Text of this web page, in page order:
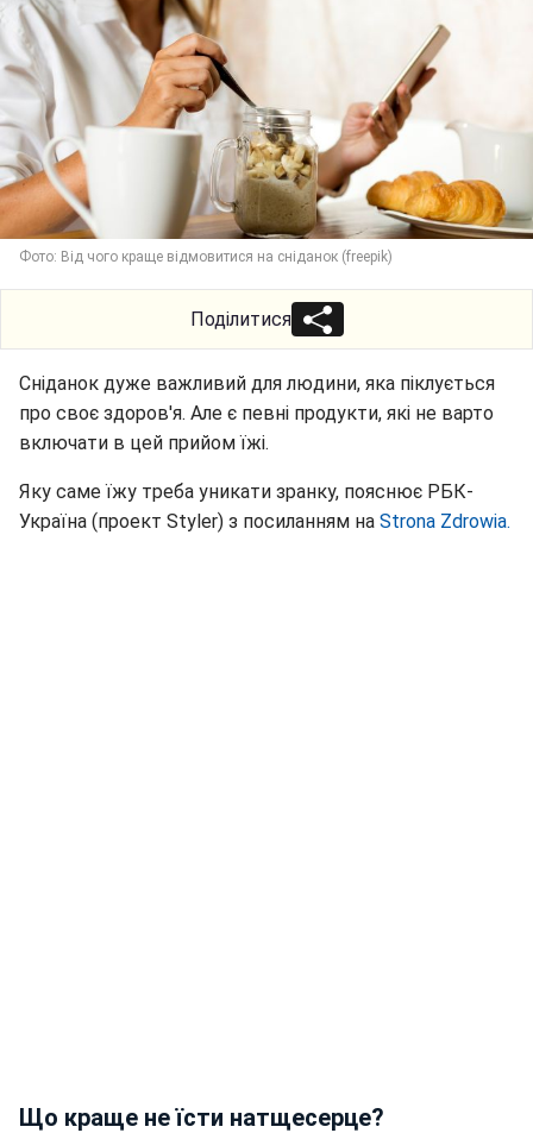
Фото: Від чого краще відмовитися на сніданок (freepik)
Поділитися
Сніданок дуже важливий для людини, яка піклується
про своє здоров'я. Але є певні продукти, які не варто
включати в цей прийом їжі.
Яку саме їжу треба уникати зранку, пояснює РБК-
Україна (проект Styler) з посиланням на Strona Zdrowia.
Що краще не їсти натщесерце?